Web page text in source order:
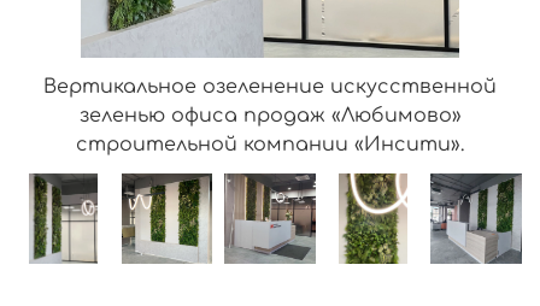
Вертикальное озеленение искусственной
зеленью офиса продаж «Любимово»
строительной компании «Инсити».